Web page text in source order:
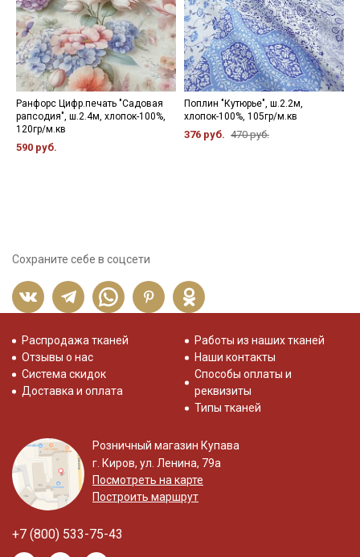
Ранфорс Цифр.печать "Садовая
рапсодия", ш.2.4м, хлопок-100%,
120гр/м.кв
590 руб.
Поплин "Кутюрье", ш.2.2м,
хлопок-100%, 105гр/м.кв
376 руб. 470 руб.
Сохраните себе в соцсети
Распродажа тканей
Отзывы о нас
Система скидок
Доставка и оплата
Работы из наших тканей
Наши контакты
Способы оплаты и
реквизиты
Типы тканей
Розничный магазин Купава
г. Киров, ул. Ленина, 79а
Посмотреть на карте
Построить маршрут
+7 (800) 533-75-43